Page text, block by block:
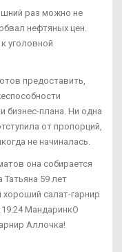
раз можно не
нефтяных цен.
уголовной
предоставить,
бизнес-плана. Ни одна
от пропорций,
не начиналась.
она собирается
59 лет
хороший салат-гарнир
МандаринкО
Аллочка!